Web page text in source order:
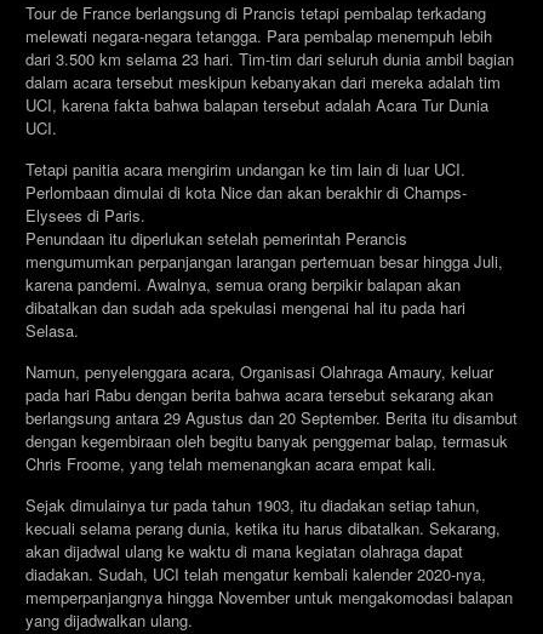
Tour de France berlangsung di Prancis tetapi pembalap terkadang
melewati negara-negara tetangga. Para pembalap menempuh lebih
dari 3.500 km selama 23 hari. Tim-tim dari seluruh dunia ambil bagian
dalam acara tersebut meskipun kebanyakan dari mereka adalah tim
UCI, karena fakta bahwa balapan tersebut adalah Acara Tur Dunia
UCI.
Tetapi panitia acara mengirim undangan ke tim lain di luar UCI.
Perlombaan dimulai di kota Nice dan akan berakhir di Champs-
Elysees di Paris.
Penundaan itu diperlukan setelah pemerintah Perancis
mengumumkan perpanjangan larangan pertemuan besar hingga Juli,
karena pandemi. Awalnya, semua orang berpikir balapan akan
dibatalkan dan sudah ada spekulasi mengenai hal itu pada hari
Selasa.
Namun, penyelenggara acara, Organisasi Olahraga Amaury, keluar
pada hari Rabu dengan berita bahwa acara tersebut sekarang akan
berlangsung antara 29 Agustus dan 20 September. Berita itu disambut
dengan kegembiraan oleh begitu banyak penggemar balap, termasuk
Chris Froome, yang telah memenangkan acara empat kali.
Sejak dimulainya tur pada tahun 1903, itu diadakan setiap tahun,
kecuali selama perang dunia, ketika itu harus dibatalkan. Sekarang,
akan dijadwal ulang ke waktu di mana kegiatan olahraga dapat
diadakan. Sudah, UCI telah mengatur kembali kalender 2020-nya,
memperpanjangnya hingga November untuk mengakomodasi balapan
yang dijadwalkan ulang.